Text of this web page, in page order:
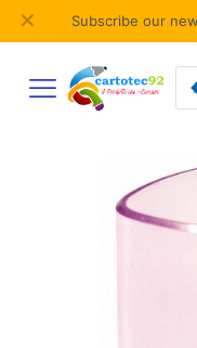
Subscribe our
✕